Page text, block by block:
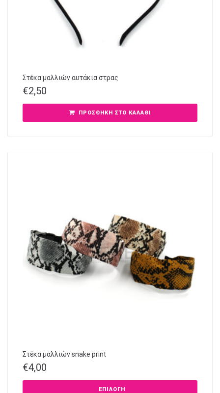
Στέκα μαλλιών αυτάκια στρας
€2,50
ΠΡΟΣΘΉΚΗ ΣΤΟ ΚΑΛΆΘΙ
Στέκα μαλλιών snake print
€4,00
ΕΠΙΛΟΓΉ